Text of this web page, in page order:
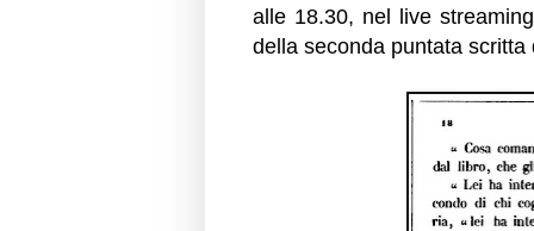
alle 18.30, nel live
della seconda puntata scritta